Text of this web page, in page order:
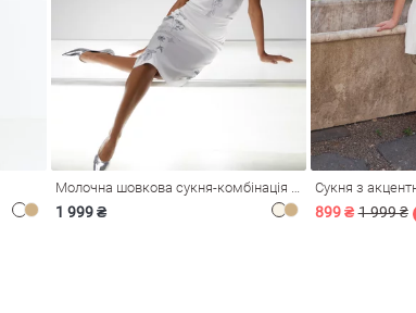
1 999 ₴
Сукня з
899 ₴ 1 999 ₴